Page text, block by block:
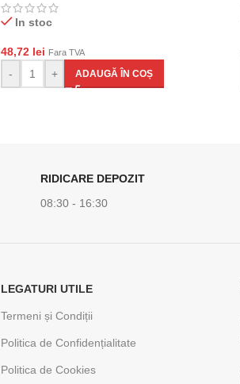
In stoc
48,72 lei Fara TVA
- + ADAUGĂ ÎN COȘ
RIDICARE DEPOZIT
08:30 - 16:30
LEGATURI UTILE
Termeni și Condiții
Politica de Confidențialitate
Politica de Cookies